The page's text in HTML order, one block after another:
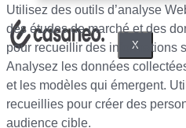
X
Utilisez des outils d’analyse
des études de marché et des
pour recueillir des informations
Analysez les données
et les modèles qui émergent.
recueillies pour créer des
audience cible.